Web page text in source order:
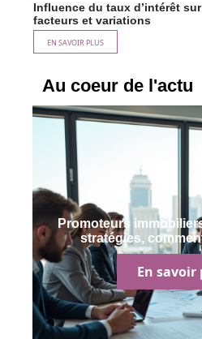
Influence du taux d’intérêt
facteurs et variations
EN SAVOIR PLUS
Au coeur de l'actu
Promoteurs
stratégies,
En savoir